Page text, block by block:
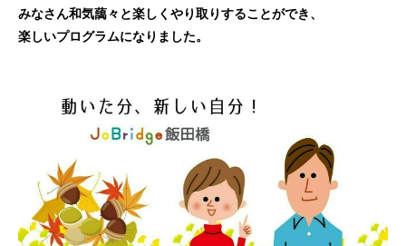
みなさん和気藹々と楽しくやり取りすることができ、
楽しいプログラムになりました。